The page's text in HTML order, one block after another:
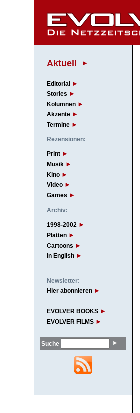
Aktuell
Editorial
Stories
Kolumnen
Akzente
Termine
Rezensionen:
Print
Musik
Kino
Video
Games
Archiv:
1998-2002
Platten
Cartoons
In English
Newsletter:
Hier abonnieren
EVOLVER BOOKS
EVOLVER FILMS
Suche